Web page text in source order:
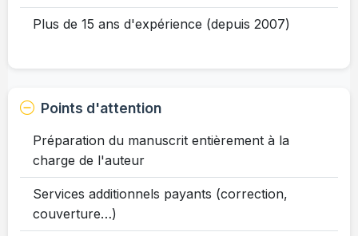
Plus de 15 ans d'expérience (depuis 2007)
Points d'attention
Préparation du manuscrit entièrement à la
charge de l'auteur
Services additionnels payants (correction,
couverture…)